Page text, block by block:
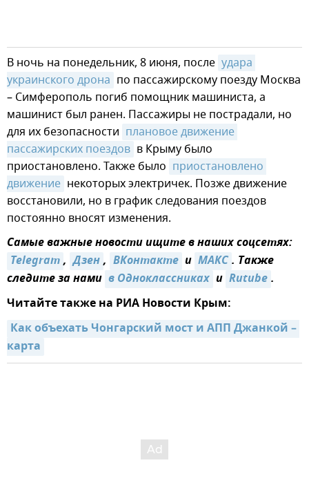
В ночь на понедельник, 8 июня, после удара
украинского дрона по пассажирскому поезду Москва
– Симферополь погиб помощник машиниста, а
машинист был ранен. Пассажиры не пострадали, но
для их безопасности плановое движение
пассажирских поездов в Крыму было
приостановлено. Также было приостановлено
движение некоторых электричек. Позже движение
восстановили, но в график следования поездов
постоянно вносят изменения.
Самые важные новости ищите в наших соцсетях:
Telegram, Дзен, ВКонтакте и МАКС. Также
следите за нами в Одноклассниках и Rutube.
Читайте также на РИА Новости Крым:
Как объехать Чонгарский мост и АПП Джанкой –
карта